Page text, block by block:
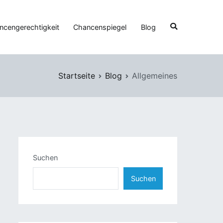
Chancenspiegel Blog
Startseite Blog Allgemeines
Suchen
Suchen